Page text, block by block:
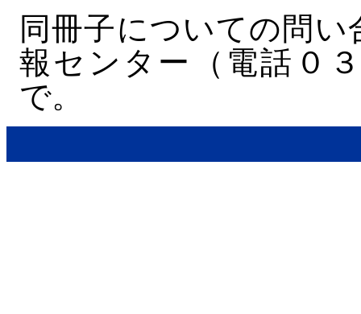
同冊子についての問
報センター（電話０
で。